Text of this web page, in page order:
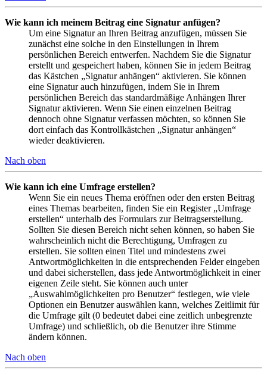
Wie kann ich meinem Beitrag eine Signatur anfügen?
Um eine Signatur an Ihren Beitrag anzufügen, müssen Sie
zunächst eine solche in den Einstellungen in Ihrem
persönlichen Bereich entwerfen. Nachdem Sie die Signatur
erstellt und gespeichert haben, können Sie in jedem Beitrag
das Kästchen „Signatur anhängen“ aktivieren. Sie können
eine Signatur auch hinzufügen, indem Sie in Ihrem
persönlichen Bereich das standardmäßige Anhängen Ihrer
Signatur aktivieren. Wenn Sie einen einzelnen Beitrag
dennoch ohne Signatur verfassen möchten, so können Sie
dort einfach das Kontrollkästchen „Signatur anhängen“
wieder deaktivieren.
Nach oben
Wie kann ich eine Umfrage erstellen?
Wenn Sie ein neues Thema eröffnen oder den ersten Beitrag
eines Themas bearbeiten, finden Sie ein Register „Umfrage
erstellen“ unterhalb des Formulars zur Beitragserstellung.
Sollten Sie diesen Bereich nicht sehen können, so haben Sie
wahrscheinlich nicht die Berechtigung, Umfragen zu
erstellen. Sie sollten einen Titel und mindestens zwei
Antwortmöglichkeiten in die entsprechenden Felder eingeben
und dabei sicherstellen, dass jede Antwortmöglichkeit in einer
eigenen Zeile steht. Sie können auch unter
„Auswahlmöglichkeiten pro Benutzer“ festlegen, wie viele
Optionen ein Benutzer auswählen kann, welches Zeitlimit für
die Umfrage gilt (0 bedeutet dabei eine zeitlich unbegrenzte
Umfrage) und schließlich, ob die Benutzer ihre Stimme
ändern können.
Nach oben